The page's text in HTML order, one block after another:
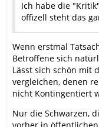
Ich habe die
offizell steht das
Wenn erstmal
Betroffene sich
Lässt sich schön mit
vergleichen, denen
nicht Kontingentiert
Nur die Schwarzen,